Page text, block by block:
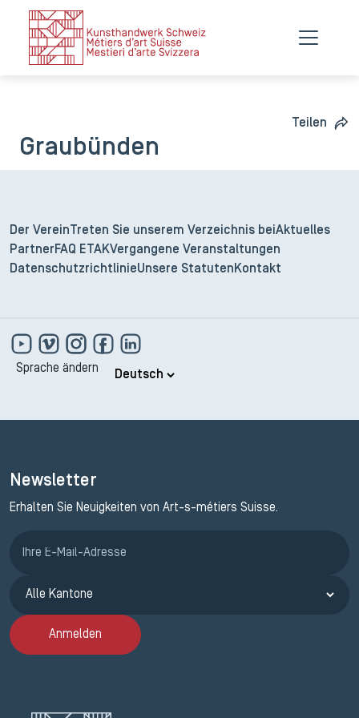
Teilen
Graubünden
Der Verein Treten Sie unserem Verzeichnis bei Aktuelles
Partner FAQ ETAKVergangene Veranstaltungen
DatenschutzrichtlinieUnsere Statuten Kontakt
Sprache ändern
Newsletter
Erhalten Sie Neuigkeiten von Art-s-métiers Suisse.
Anmelden